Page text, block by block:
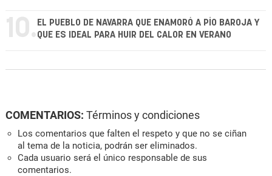
10. EL PUEBLO DE NAVARRA QUE ENAMORÓ A PÍO BAROJA Y
QUE ES IDEAL PARA HUIR DEL CALOR EN VERANO
COMENTARIOS: Términos y condiciones
Los comentarios que falten el respeto y que no se ciñan
al tema de la noticia, podrán ser eliminados.
Cada usuario será el único responsable de sus
comentarios.